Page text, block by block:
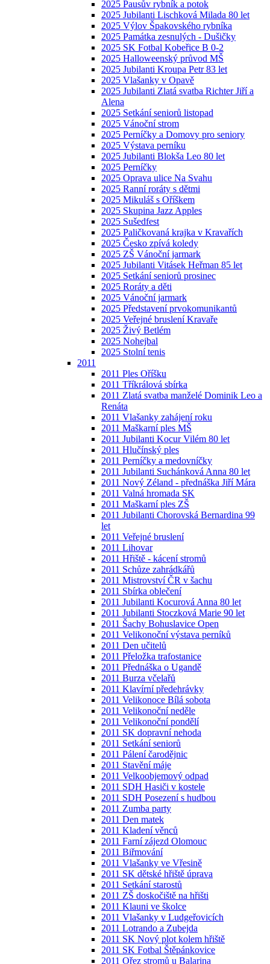
2025 Pausův rybník a potok
2025 Jubilanti Lischková Milada 80 let
2025 Výlov Špakovského rybníka
2025 Památka zesnulých - Dušičky
2025 SK Fotbal Kobeřice B 0-2
2025 Halloweenský průvod MŠ
2025 Jubilanti Kroupa Petr 83 let
2025 Vlašanky v Opavě
2025 Jubilanti Zlatá svatba Richter Jiří a
Alena
2025 Setkání seniorů listopad
2025 Vánoční strom
2025 Perníčky a Domovy pro seniory
2025 Výstava perníku
2025 Jubilanti Blokša Leo 80 let
2025 Perníčky
2025 Oprava ulice Na Svahu
2025 Ranní roráty s dětmi
2025 Mikuláš s Oříškem
2025 Skupina Jazz Apples
2025 Sušedfest
2025 Paličkovaná krajka v Kravařích
2025 Česko zpívá koledy
2025 ZŠ Vánoční jarmark
2025 Jubilanti Vitásek Heřman 85 let
2025 Setkání seniorů prosinec
2025 Roráty a děti
2025 Vánoční jarmark
2025 Představení prvokomunikantů
2025 Veřejné bruslení Kravaře
2025 Živý Betlém
2025 Nohejbal
2025 Stolní tenis
2011
2011 Ples Oříšku
2011 Tříkrálová sbírka
2011 Zlatá svatba manželé Dominik Leo a
Renáta
2011 Vlašanky zahájení roku
2011 Maškarní ples MŠ
2011 Jubilanti Kocur Vilém 80 let
2011 Hlučínský ples
2011 Perníčky a medovníčky
2011 Jubilanti Suchánková Anna 80 let
2011 Nový Zéland - přednáška Jiří Mára
2011 Valná hromada SK
2011 Maškarní ples ZŠ
2011 Jubilanti Chorovská Bernardina 99
let
2011 Veřejné bruslení
2011 Lihovar
2011 Hřiště - kácení stromů
2011 Schůze zahrádkářů
2011 Mistrovství ČR v šachu
2011 Sbírka oblečení
2011 Jubilanti Kocurová Anna 80 let
2011 Jubilanti Stoczková Marie 90 let
2011 Šachy Bohuslavice Open
2011 Velikonoční výstava perníků
2011 Den učitelů
2011 Přeložka trafostanice
2011 Přednáška o Ugandě
2011 Burza včelařů
2011 Klavírní předehrávky
2011 Velikonoce Bílá sobota
2011 Velikonoční neděle
2011 Velikonoční pondělí
2011 SK dopravní nehoda
2011 Setkání seniorů
2011 Pálení čarodějnic
2011 Stavění máje
2011 Velkoobjemový odpad
2011 SDH Hasiči v kostele
2011 SDH Posezení s hudbou
2011 Zumba party
2011 Den matek
2011 Kladení věnců
2011 Farní zájezd Olomouc
2011 Biřmování
2011 Vlašanky ve Vřesině
2011 SK dětské hřiště úprava
2011 Setkání starostů
2011 ZŠ doskočiště na hřišti
2011 Klauni ve školce
2011 Vlašanky v Ludgeřovicích
2011 Lotrando a Zubejda
2011 SK Nový plot kolem hřiště
2011 SK Fotbal Štěpánkovice
2011 Ořez stromů u Balarina